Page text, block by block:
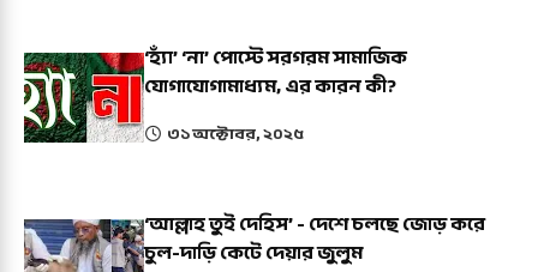
‘হ্যাঁ’ ‘না’ পোস্টে সরগরম সামাজিক
যোগাযোগামাধ্যম, এর কারন কী?
৩১ অক্টোবর, ২০২৫
‘আল্লাহ তুই দেহিস’ - দেশে চলছে জোড় করে
চুল-দাড়ি কেটে দেয়ার জুলুম